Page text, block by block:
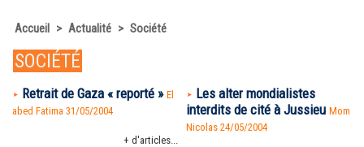
Accueil > Actualité > Société
SOCIÉTÉ
Retrait de Gaza « reporté » El
abed Fatima 31/05/2004
+ d'articles...
Les alter mondialistes
interdits de cité à Jussieu Mom
Nicolas 24/05/2004